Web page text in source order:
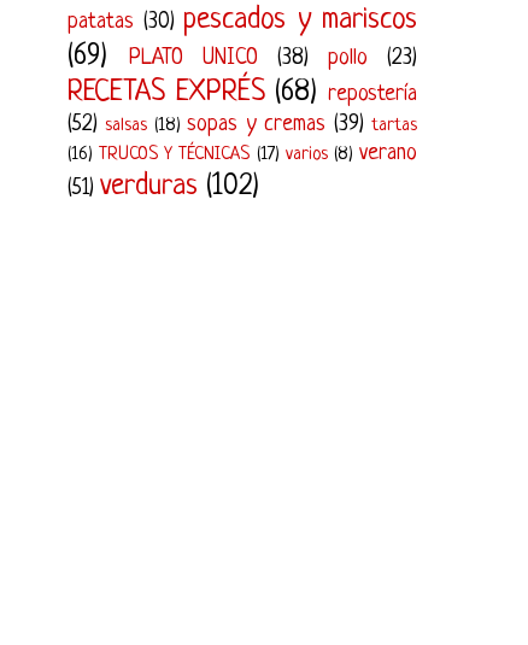
patatas (30) pescados y mariscos
(69)
PLATO UNICO (38) pollo (23)
RECETAS EXPRÉS (68) repostería
(52) salsas (18) sopas y cremas (39) tartas
(16) TRUCOS Y TÉCNICAS (17) varios (8) verano
(51) verduras (102)